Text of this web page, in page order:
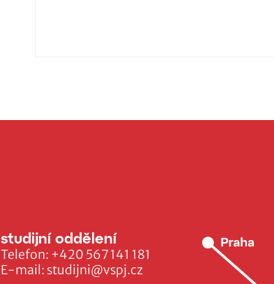
studijní oddělení
Telefon: +420 567 141 181
E-mail: studijni@vspj.cz